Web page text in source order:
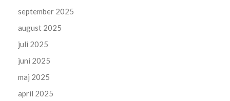
september 2025
august 2025
juli 2025
juni 2025
maj 2025
april 2025